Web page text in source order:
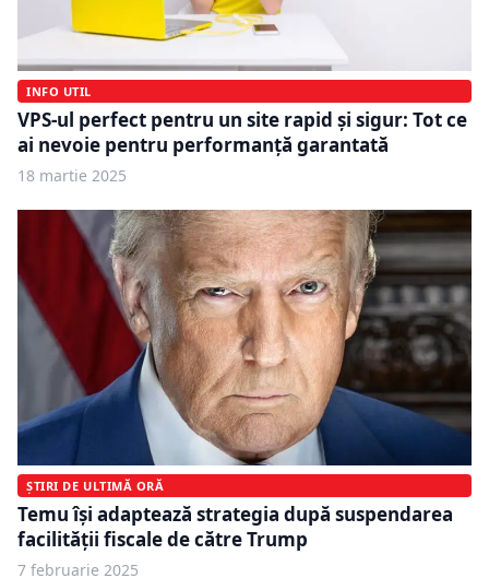
INFO UTIL
VPS-ul perfect pentru un site rapid și sigur: Tot ce
ai nevoie pentru performanță garantată
18 martie 2025
ȘTIRI DE ULTIMĂ ORĂ
Temu îşi adaptează strategia după suspendarea
facilităţii fiscale de către Trump
7 februarie 2025